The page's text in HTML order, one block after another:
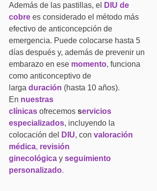
Además de las pastillas, el
DIU de
cobre es considerado el método más
efectivo de anticoncepción de
emergencia. Puede colocarse hasta 5
días después y, además de prevenir un
embarazo en ese momento, funciona
como anticonceptivo de
larga duración (hasta 10 años).
En nuestras
clínicas ofrecemos servicios
especializados, incluyendo la
colocación del
DIU, con valoración
médica, revisión
ginecológica y seguimiento
personalizado.